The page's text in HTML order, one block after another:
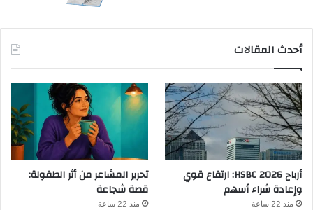
أحدث المقالات
أرباح HSBC 2026: ارتفاع قوي
وإعادة شراء أسهم
منذ 22 ساعة
تحرير المشاعر من أثر الطفولة:
قصة شجاعة
منذ 22 ساعة